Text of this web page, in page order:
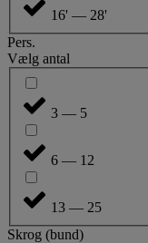
16' — 28'
Pers.
Vælg antal
3 — 5
6 — 12
13 — 25
Skrog (bund)